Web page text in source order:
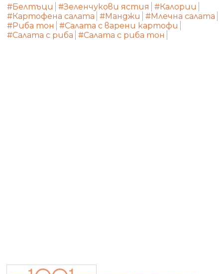
#Белтъци #Зеленчукови ястия
#Калории
#Картофена салата #Манджи
#Млечна салата
#Риба тон
#Салата с варени картофи
#Салата с риба #Салата с риба тон